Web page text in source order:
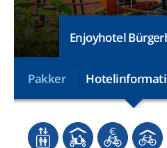
Enjoyhotel
Pakker